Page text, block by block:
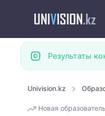
Результаты
Univision.kz
Новая